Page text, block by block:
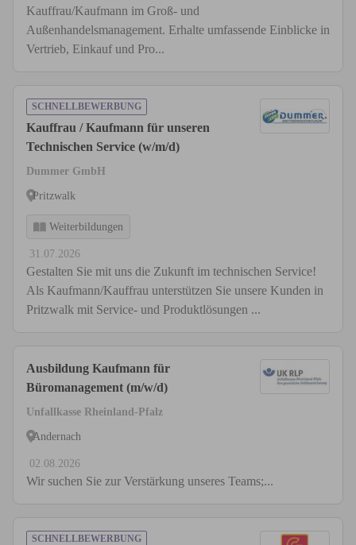
Kauffrau/Kaufmann im Groß- und
Außenhandelsmanagement. Erhalte umfassende Einblicke in
Vertrieb, Einkauf und Pro...
SCHNELLBEWERBUNG
Kauffrau / Kaufmann für unseren
Technischen Service (w/m/d)
Dummer GmbH
Pritzwalk
Weiterbildungen
31.07.2026
Gestalten Sie mit uns die Zukunft im technischen Service!
Als Kaufmann/Kauffrau unterstützen Sie unsere Kunden in
Pritzwalk mit Service- und Produktlösungen ...
Ausbildung Kaufmann für
Büromanagement (m/w/d)
Unfallkasse Rheinland-Pfalz
Andernach
02.08.2026
Wir suchen Sie zur Verstärkung unseres Teams;...
SCHNELLBEWERBUNG